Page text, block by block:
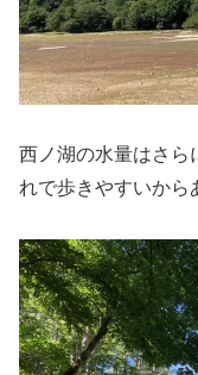
西ノ湖の水量はさら
れで歩きやすいから